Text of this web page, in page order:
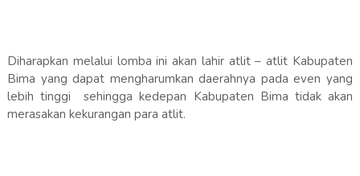
Diharapkan melalui lomba ini akan lahir atlit – atlit Kabupaten
Bima yang dapat mengharumkan daerahnya pada even yang
lebih tinggi sehingga kedepan Kabupaten Bima tidak akan
merasakan kekurangan para atlit.